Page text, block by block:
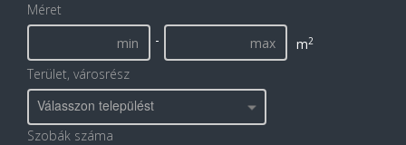
Méret
-
m2
Terület, városrész
Válasszon települést
Szobák száma